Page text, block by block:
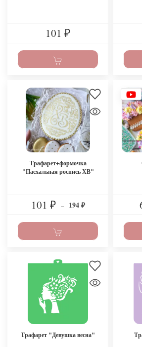
101 ₽
Трафарет+формочка
"Пасхальная роспись ХВ"
101 ₽ – 194 ₽
Трафарет "Девушка весна"